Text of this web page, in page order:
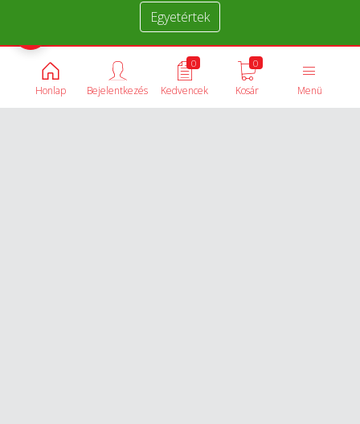
Egyetértek
Honlap Menü
0
Kosár
0
Kedvencek
Bejelentkezés
Termékek összehasonlítása